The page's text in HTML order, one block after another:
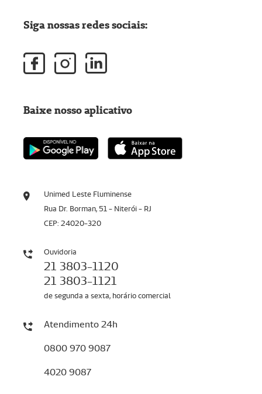
Unimed Leste Fluminense
Rua Dr. Borman, 51 - Niterói - RJ
CEP: 24020-320
Ouvidoria
21 3803-1120
21 3803-1121
de segunda a sexta, horário comercial
Atendimento 24h
0800 970 9087
4020 9087
Siga nossas redes sociais:
Baixe nosso aplicativo